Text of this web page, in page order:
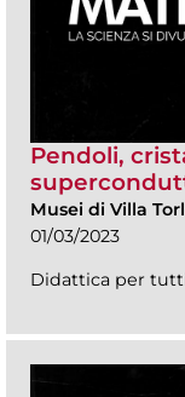
Pendoli,
Musei di Villa
01/03/2023
Didattica per